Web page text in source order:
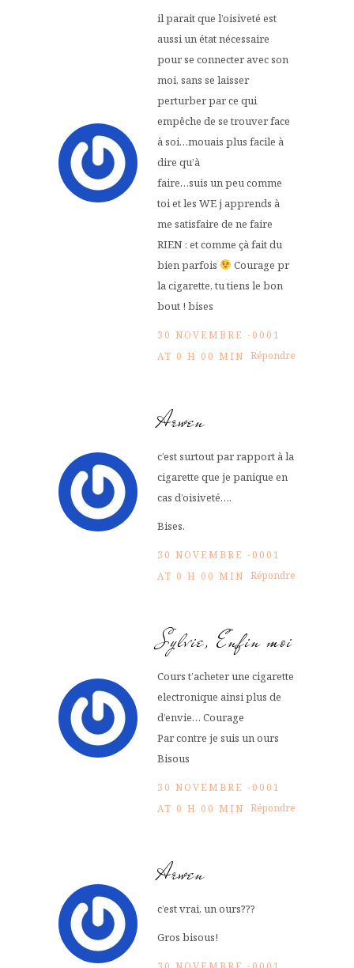
il parait que l’oisiveté est
aussi un état nécessaire
pour se connecter avec son
moi, sans se laisser
perturber par ce qui
empêche de se trouver face
à soi…mouais plus facile à
dire qu’à
faire…suis un peu comme
toi et les WE j apprends à
me satisfaire de ne faire
RIEN : et comme çà fait du
bien parfois
Courage pr
la cigarette, tu tiens le bon
bout ! bises
30 NOVEMBRE -0001
AT 0 H 00 MIN Répondre
Arwen
c’est surtout par rapport à la
cigarette que je panique en
cas d’oisiveté….
Bises.
30 NOVEMBRE -0001
AT 0 H 00 MIN Répondre
Sylvie, Enfin moi
Cours t’acheter une cigarette
electronique ainsi plus de
d’envie… Courage
Par contre je suis un ours
Bisous
30 NOVEMBRE -0001
AT 0 H 00 MIN Répondre
Arwen
c’est vrai, un ours???
Gros bisous!